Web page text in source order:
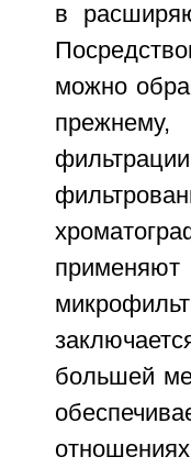
в
можно
большей